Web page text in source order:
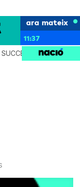
ara mateix
11:37
SUCCESSOS